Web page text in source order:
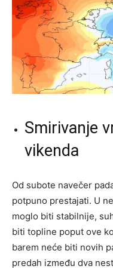
Smirivanje
vikenda
Od subote navečer
potpuno prestajati. U
moglo biti stabilnije,
biti topline poput ove
barem neće biti novih
predah između dva